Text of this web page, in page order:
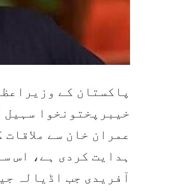
پاکستان کے
خیبرپختونخوا
عمران خان سے
ہدایت کردی ہے، اس
آفریدی جب اڈیالہ